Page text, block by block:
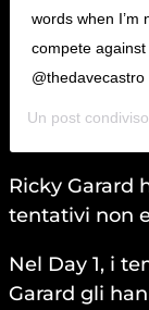
words when I’m
compete
@thedavecastro
Un post
Ricky Garard
tentativi non
Nel Day 1, i
Garard gli